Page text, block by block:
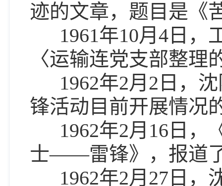
迹的文章，题目是《
1961年10月4日，
〈运输连党支部整
1962年2月2日，沈
锋活动目前开展情况
1962年2月16日，
士——雷锋》，报道
1962年2月27日，